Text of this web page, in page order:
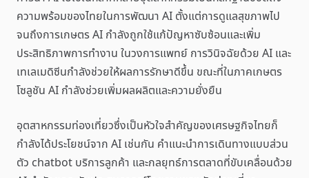
ความพร้อมของไทยในการพัฒนา AI ตั้งแต่การดูแลสุขภาพไป
จนถึงการเกษตร AI กำลังถูกใช้แก้ปัญหาซับซ้อนและเพิ่ม
ประสิทธิภาพการทำงาน ในวงการแพทย์ การวินิจฉัยด้วย AI และ
เทเลเมดิซีนกำลังช่วยให้ผลการรักษาดีขึ้น ขณะที่ในภาคเกษตร
โซลูชัน AI กำลังช่วยเพิ่มผลผลิตและความยั่งยืน
อุตสาหกรรมท่องเที่ยวซึ่งเป็นหัวใจสำคัญของเศรษฐกิจไทยก็
กำลังได้ประโยชน์จาก AI เช่นกัน คำแนะนำการเดินทางแบบส่วน
ตัว chatbot บริการลูกค้า และกลยุทธ์การตลาดที่ขับเคลื่อนด้วย